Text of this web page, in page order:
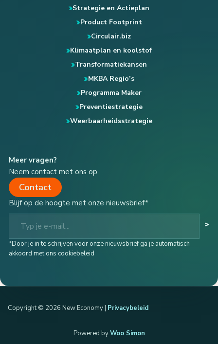
Strategie en Actieplan
Product Footprint
Circulair.biz
Klimaatplan en koolstof
Transformatiekansen
MKBA Regio’s
Programma Maker
Preventiestrategie
Weerbaarheidsstrategie
Meer vragen?
Neem contact met ons op
Contact
Blijf op de hoogte met onze nieuwsbrief*
Typ je e-mail...
>
*Door je in te schrijven voor onze nieuwsbrief ga je automatisch
akkoord met ons cookiebeleid
Copyright © 2026 New Economy | Privacybeleid
Powered byWoo Simon